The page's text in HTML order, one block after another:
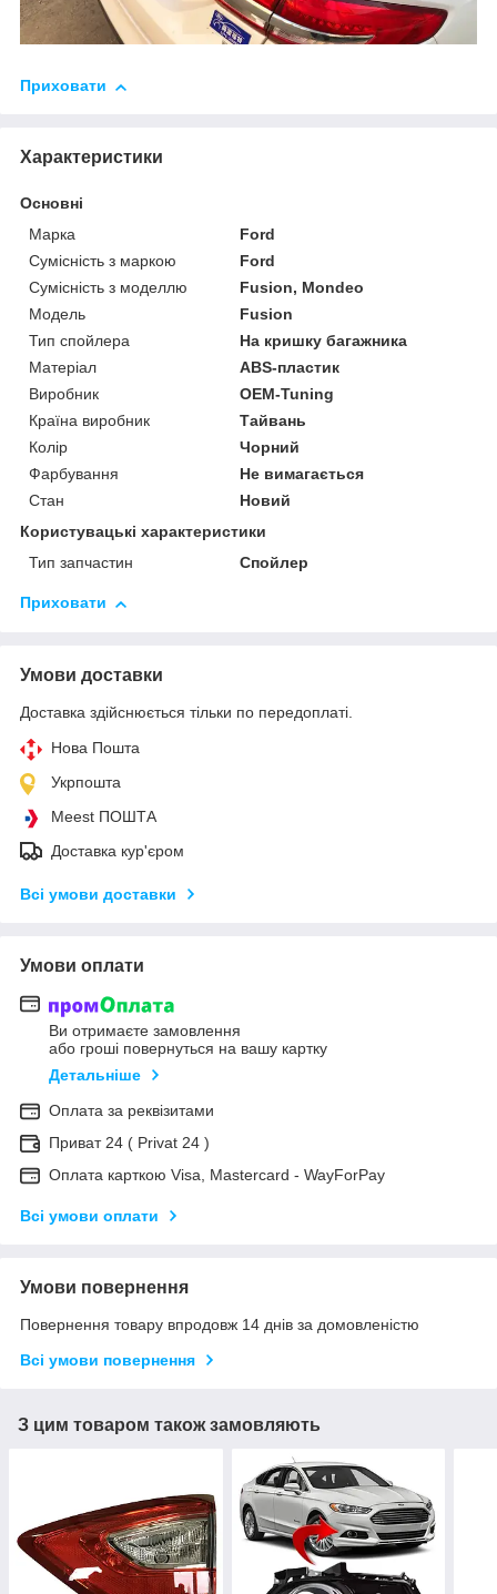
Приховати
Характеристики
Основні
Марка
Ford
Сумісність з маркою
Ford
Сумісність з моделлю
Fusion, Mondeo
Модель
Fusion
Тип спойлера
На кришку багажника
Матеріал
ABS-пластик
Виробник
OEM-Tuning
Країна виробник
Тайвань
Колір
Чорний
Фарбування
Не вимагається
Стан
Новий
Користувацькі характеристики
Тип запчастин
Спойлер
Приховати
Умови доставки
Доставка здійснюється тільки по передоплаті.
Нова Пошта
Укрпошта
Meest ПОШТА
Доставка кур'єром
Всі умови доставки
Умови оплати
Ви отримаєте замовлення
або гроші повернуться на вашу картку
Детальніше
Оплата за реквізитами
Приват 24 ( Privat 24 )
Оплата карткою Visa, Mastercard - WayForPay
Всі умови оплати
Умови повернення
Повернення товару впродовж 14 днів за домовленістю
Всі умови повернення
З цим товаром також замовляють